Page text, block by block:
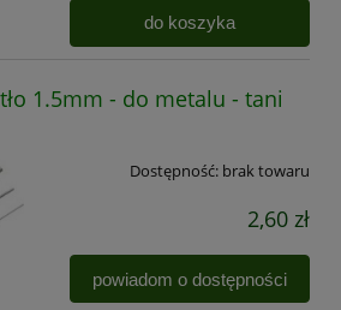
do koszyka
1.5mm - do metalu - tani
Dostępność: brak towaru
2,60 zł
powiadom o dostępności